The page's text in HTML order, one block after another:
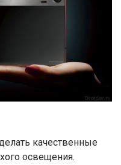
качественные
освещения.